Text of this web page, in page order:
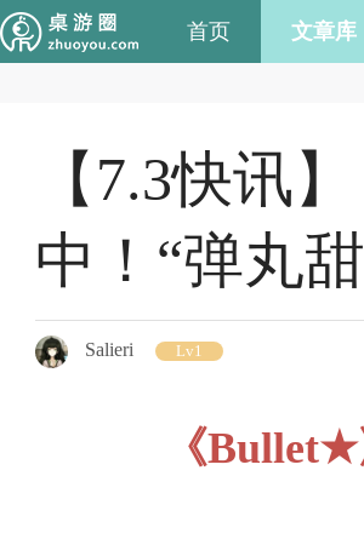
首页 文章库
【7.3快讯
中！“弹丸
Salieri Lv1
《